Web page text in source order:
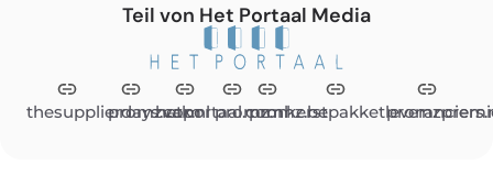
Teil von Het Portaal Media
thesupplierdays.com
promzvak.nl
hetportaal.com
promz.nl
promz.be